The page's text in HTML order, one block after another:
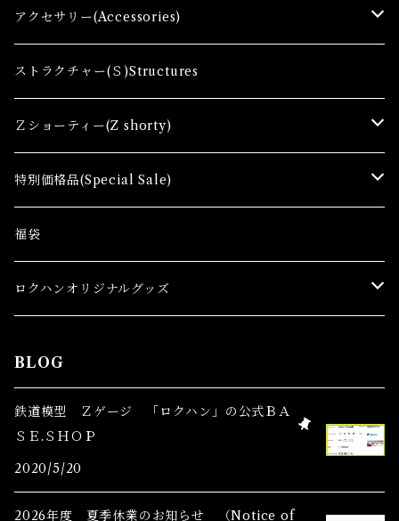
Zゲージファーストセット(E) Z First Sets
レールセット(R) Track Sets
レール関連商品(Track related goods)
制御機器（Ｃ＆ＲＣ）Control Equipment
制御機器（Ａ）Control Accessory
アクセサリー(Accessories)
アクセサリー(A) Accessories
コンテナ(Ａ) Container Cargo
ストラクチャー(Ｓ)Structures
Ｚショーティー(Z shorty)
車両（ST）Z Shorty Trains
アクセサリー&ストラクチャー(SA&SS) ACC&STL
スターターセット(SG) Starter Sets
特別価格品(Special Sale)
Ｚゲージ車両(特別価格) Trains
在宅支援キャンペーン
福袋
ロクハンオリジナルグッズ
BLOG
鉄道模型 Ｚゲージ 「ロクハン」の公式ＢＡ
ＳＥ.ＳＨＯＰ
2020/5/20
2026年度 夏季休業のお知らせ （Notice of